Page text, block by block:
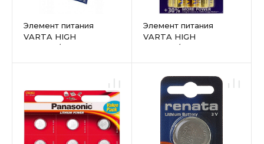
Элемент питания
VARTA HIGH
ENERGY/LONGLIFE
Элемент питания
VARTA HIGH
ENERGY/LONGLIFE